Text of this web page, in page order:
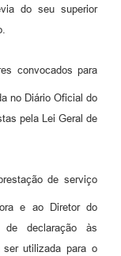
do seu superior
convocados para
no Diário Oficial do
pela Lei Geral de
de serviço
e ao Diretor do
de declaração às
utilizada para o